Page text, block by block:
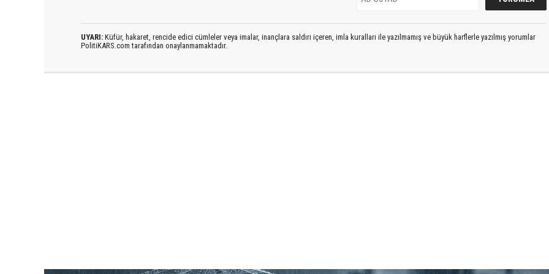
UYARI: Küfür, hakaret, rencide edici cümleler veya imalar, inançlara saldırı içeren, imla kuralları ile yazılmamış ve büyük harflerle yazılmış yorumlar
PolitiKARS.com tarafından onaylanmamaktadır.